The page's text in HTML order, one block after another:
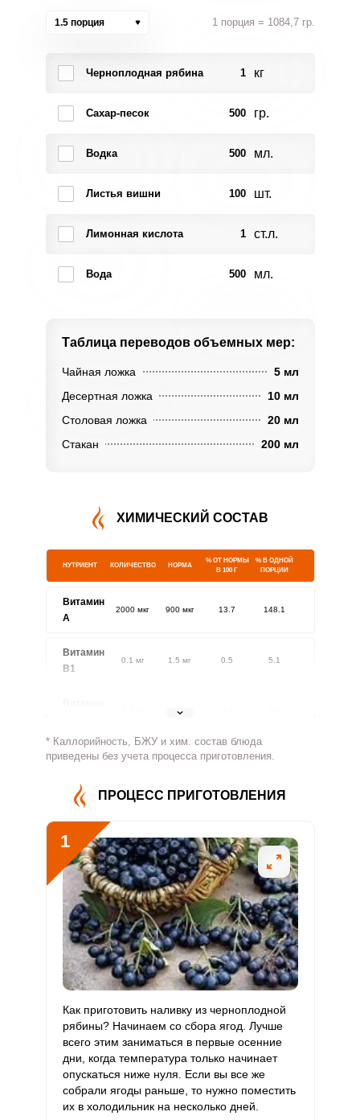
1.5 порция 1 порция = 1084,7 гр.
Черноплодная рябина 1 кг
Сахар-песок 500 гр.
Водка 500 мл.
Листья вишни 100 шт.
Лимонная кислота 1 ст.л.
Вода 500 мл.
Таблица переводов объемных мер:
Чайная ложка
5 мл
Десертная ложка
10 мл
Столовая ложка
20 мл
Стакан
200 мл
ХИМИЧЕСКИЙ СОСТАВ
НУТРИЕНТ КОЛИЧЕСТВО НОРМА
% ОТ НОРМЫ
В 100 Г
% В ОДНОЙ
ПОРЦИИ
Витамин
A
2000 мкг 900 мкг 13.7 148.1
Витамин
В1
0.1 мг 1.5 мг 0.5 5.1
1.8 мг
Витамин
361.3 мг 500 мг 4.4 48.2
Витамин
В5
Витамин
В6
0.6 мг 2 мг 1.9 20.5
Витамин
В9
19.5 мкг 400 мкг 0.3 3.3
Витамин
В12
0 3 мкг 0 0
Витамин
С
157.9 мкг 90 мкг 10.8 116.9
Витамин
D
10 мкг
Витамин
* Каллорийность, БЖУ и хим. состав блюда
приведены без учета процесса приготовления.
ПРОЦЕСС ПРИГОТОВЛЕНИЯ
1
Как приготовить наливку из черноплодной
рябины? Начинаем со сбора ягод. Лучше
всего этим заниматься в первые осенние
дни, когда температура только начинает
опускаться ниже нуля. Если вы все же
собрали ягоды раньше, то нужно поместить
их в холодильник на несколько дней.